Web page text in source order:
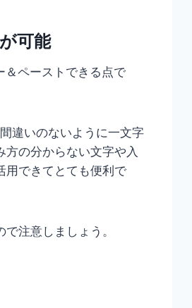
可能
＆ペーストできる点で
違いのないように一文字
の分からない文字や入
用できてとても便利で
注意しましょう。